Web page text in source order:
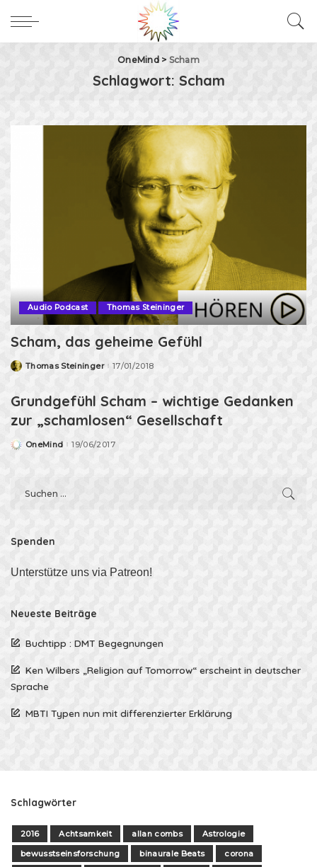
OneMind> Scham
Schlagwort: Scham
Audio Podcast Thomas Steininger
Scham, das geheime Gefühl
PostedThomas Steininger 17/01/2018
Grundgefühl Scham – wichtige Gedanken
zur „schamlosen“ Gesellschaft
PostedOneMind 19/06/2017
Spenden
Unterstütze uns via Patreon!
Neueste Beiträge
Buchtipp : DMT Begegnungen
Ken Wilbers „Religion auf Tomorrow“ erscheint in deutscher
Sprache
MBTI Typen nun mit differenzierter Erklärung
Schlagwörter
2016 Achtsamkeit allan combs
Astrologie
bewusstseinsforschung
binaurale Beats
corona